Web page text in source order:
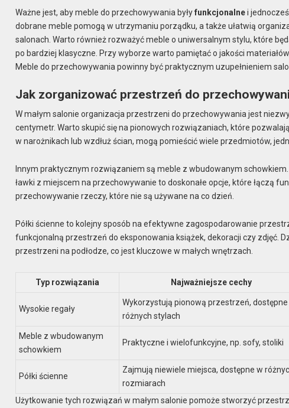
Ważne jest, aby meble do przechowywania byłyfunkcjonalnei
dobrane meble pomogą w utrzymaniu porządku, a także ułatwią
salonach. Warto również rozważyć meble o uniwersalnym stylu, które
po bardziej klasyczne. Przy wyborze warto pamiętać o jakości
Meble do przechowywania powinny być praktycznym uzupełnieniem
Jak zorganizować przestrzeń do
W małym salonie organizacja przestrzeni do przechowywania jest
centymetr. Warto skupić się na pionowych rozwiązaniach, które
w narożnikach lub wzdłuż ścian, mogą pomieścić wiele przedmiotów,
Innym praktycznym rozwiązaniem są meble z wbudowanym
ławki z miejscem na przechowywanie to doskonałe opcje, które łączą
przechowywanie rzeczy, które nie są używane na co dzień.
Półki ścienne to kolejny sposób na efektywne zagospodarowanie
funkcjonalną przestrzeń do eksponowania książek, dekoracji czy zdjęć.
przestrzeni na podłodze, co jest kluczowe w małych wnętrzach.
Typ rozwiązania Najważniejsze cechy
Wysokie regały
Wykorzystują pionową przestrzeń, dostępne
różnych stylach
Meble z wbudowanym
schowkiem
Praktyczne i wielofunkcyjne, np. sofy, stoliki
Półki ścienne
Zajmują niewiele miejsca, dostępne w
rozmiarach
Użytkowanie tych rozwiązań w małym salonie pomoże stworzyć